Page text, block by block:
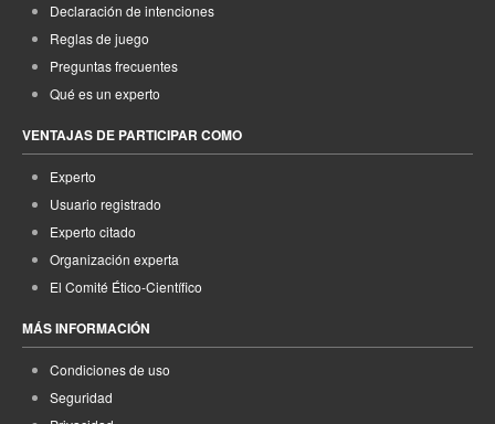
Declaración de intenciones
Reglas de juego
Preguntas frecuentes
Qué es un experto
VENTAJAS DE PARTICIPAR COMO
Experto
Usuario registrado
Experto citado
Organización experta
El Comité Ético-Científico
MÁS INFORMACIÓN
Condiciones de uso
Seguridad